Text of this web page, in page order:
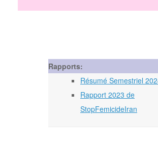
Rapports:
Résumé Semestriel
Rapport 2023 de
StopFemicideIran